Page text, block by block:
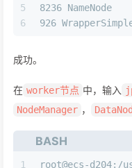
5
6
8236 NameNode
926
成功。
在 worker节点 中，输入
NodeManager ，
BASH
1
root@ecs-